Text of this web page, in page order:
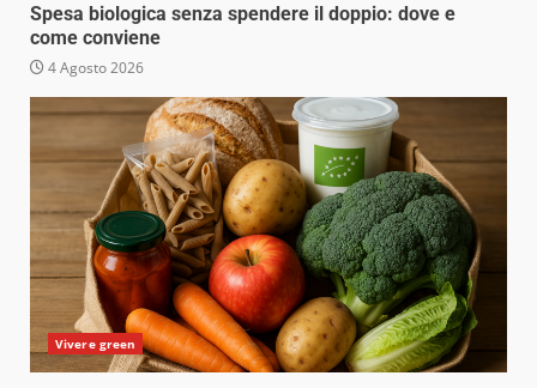
Spesa biologica senza spendere il doppio: dove e
come conviene
4 Agosto 2026
Vivere green